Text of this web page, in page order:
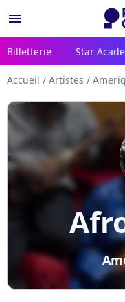
menu
Billetterie Star
Accueil / Artistes /